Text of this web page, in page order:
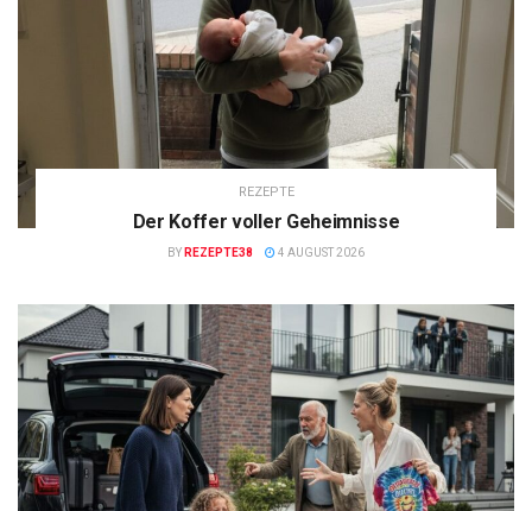
REZEPTE
Der Koffer voller Geheimnisse
BY REZEPTE38 4 AUGUST 2026